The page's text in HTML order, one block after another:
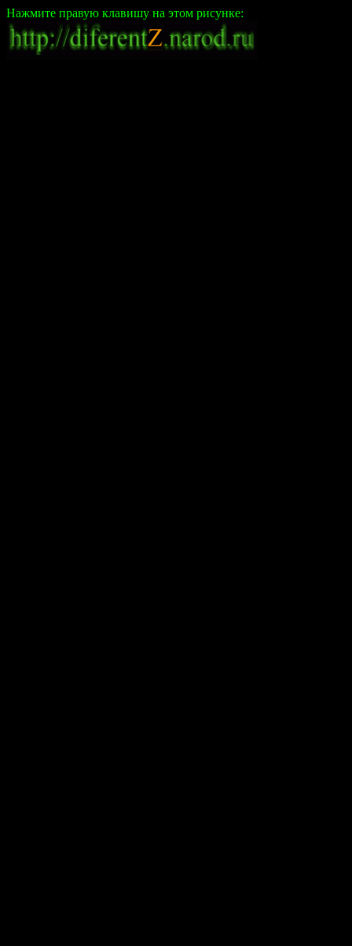
Нажмите правую клавишу на этом рисунке: